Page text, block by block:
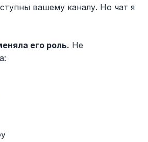
вашему каналу. Но чат я
его роль. Не